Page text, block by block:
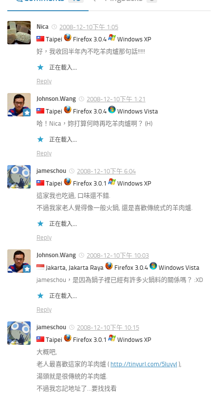
Nica
2008-12-10下午 1:05
Taipei
Firefox 3.0.4
Windows XP
好，我收回半年內不吃羊肉爐那句話!!!!!
正在載入...
Reply
Johnson.Wang
2008-12-10下午 1:21
Taipei
Firefox 3.0.4
Windows Vista
哈！Nica，妳打算何時再吃羊肉爐啊？ (H)
正在載入...
Reply
jameschou
2008-12-10下午 6:04
Taipei
Firefox 3.0.1
Windows XP
這家我也吃過, 口味還不錯.
不過我家老人覺得像一般火鍋, 還是喜歡傳統式的羊肉爐.
正在載入...
Reply
Johnson.Wang
2008-12-10下午 10:03
Jakarta, Jakarta Raya
Firefox 3.0.4
Windows Vista
jameschou，是因為鍋子裡已經有許多火鍋料的關係嗎？ :XD
正在載入...
Reply
jameschou
2008-12-10下午 10:15
Taipei
Firefox 3.0.1
Windows XP
大概吧,
老人最喜歡這家的羊肉爐 ( http://tinyurl.com/5luyyl ),
湯頭就是很傳統的羊肉爐.
不過我忘記地址了…要找找看